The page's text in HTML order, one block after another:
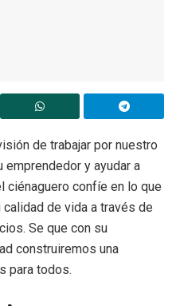
de trabajar por nuestro
y ayudar a
ciénaguero confíe en lo que
de vida a través de
Se que con su
construiremos una
para todos.